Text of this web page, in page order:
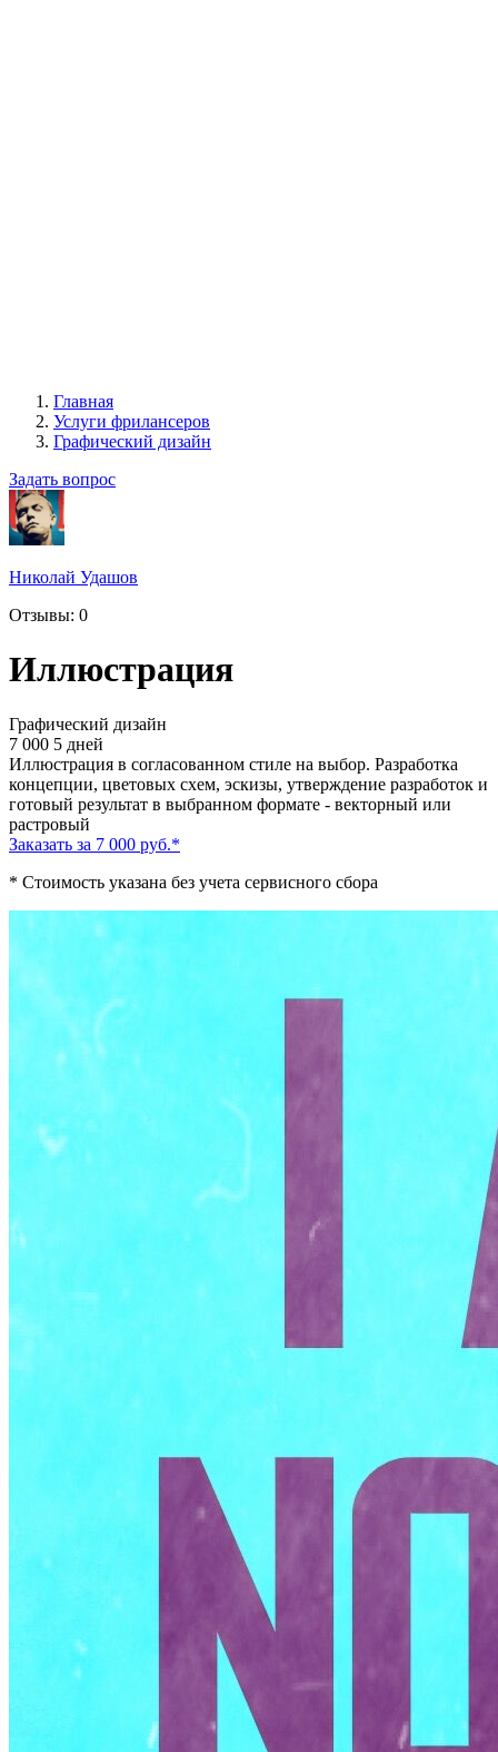
Главная
Услуги фрилансеров
Графический дизайн
Задать вопрос
Николай Удашов
Отзывы: 0
Иллюстрация
Графический дизайн
7 000 5 дней
Иллюстрация в согласованном стиле на выбор. Разработка
концепции, цветовых схем, эскизы, утверждение разработок и
готовый результат в выбранном формате - векторный или
растровый
Заказать за 7 000 руб.*
* Стоимость указана без учета сервисного сбора